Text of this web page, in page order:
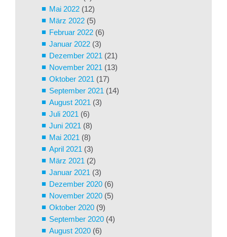
Mai 2022 (12)
März 2022 (5)
Februar 2022 (6)
Januar 2022 (3)
Dezember 2021 (21)
November 2021 (13)
Oktober 2021 (17)
September 2021 (14)
August 2021 (3)
Juli 2021 (6)
Juni 2021 (8)
Mai 2021 (8)
April 2021 (3)
März 2021 (2)
Januar 2021 (3)
Dezember 2020 (6)
November 2020 (5)
Oktober 2020 (9)
September 2020 (4)
August 2020 (6)